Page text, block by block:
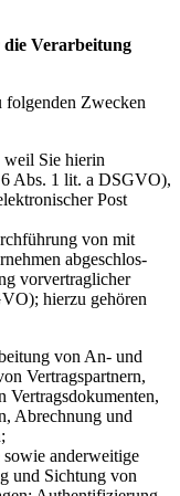
Verarbeitung
folgenden Zwecken
Sie hierin
Abs. 1 lit. a DSGVO),
Post
von mit
abgeschlos­
vorver­trag­licher
hierzu gehören
von An- und
Vertrags­partnern,
Vertrags­do­ku­menten,
Abrechnung und
ander­weitige
und Sichtung von